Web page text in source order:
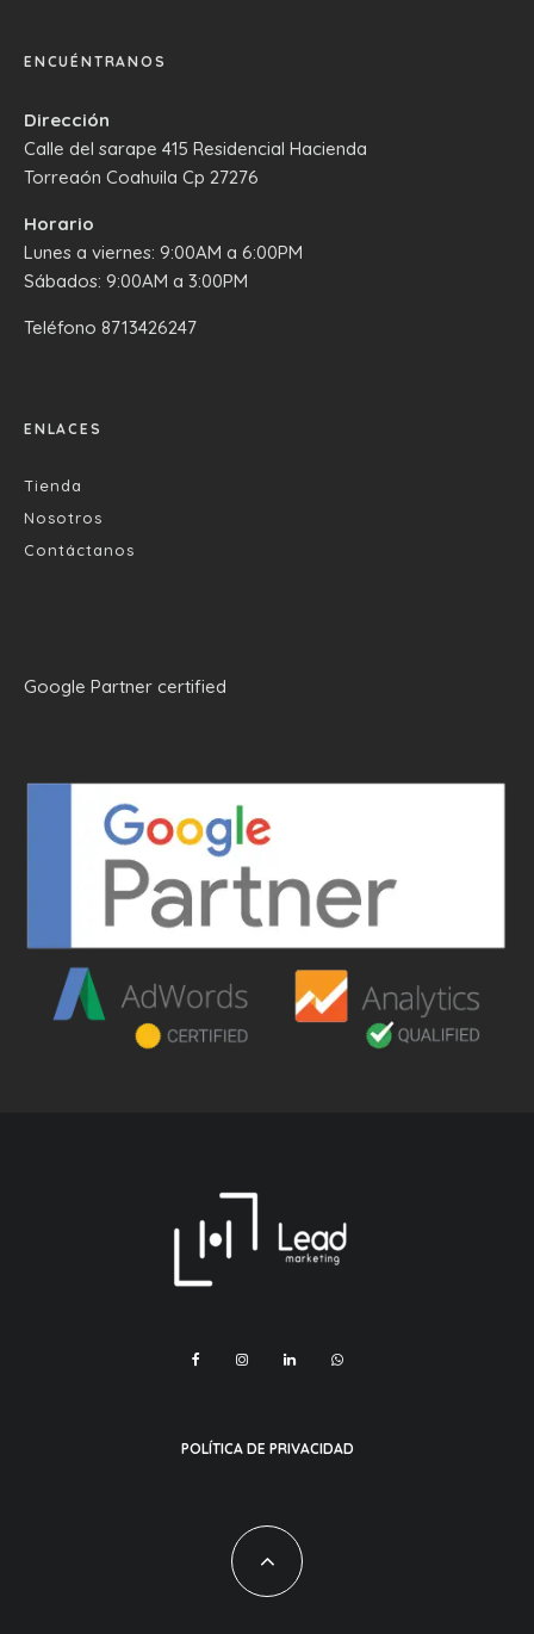
ENCUÉNTRANOS
Dirección
Calle del sarape 415 Residencial Hacienda
Torreaón Coahuila Cp 27276
Horario
Lunes a viernes: 9:00AM a 6:00PM
Sábados: 9:00AM a 3:00PM
Teléfono 8713426247
ENLACES
Tienda
Nosotros
Contáctanos
Google Partner certified
POLÍTICA DE PRIVACIDAD